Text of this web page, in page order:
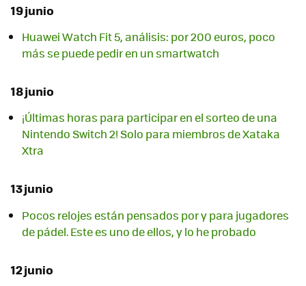
19 junio
Huawei Watch Fit 5, análisis: por 200 euros, poco
más se puede pedir en un smartwatch
18 junio
¡Últimas horas para participar en el sorteo de una
Nintendo Switch 2! Solo para miembros de Xataka
Xtra
13 junio
Pocos relojes están pensados por y para jugadores
de pádel. Este es uno de ellos, y lo he probado
12 junio